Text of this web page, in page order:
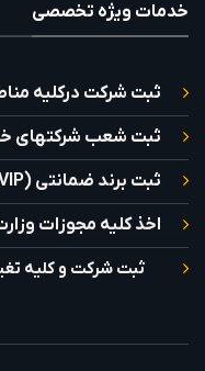
خدمات ویژه تخصصی
ثبت شرکت درکلیه
ثبت شعب شرکتهای
ثبت برند ضمانتی (VIP)
اخذ کلیه مجوزات
ثبت شرکت و کلیه